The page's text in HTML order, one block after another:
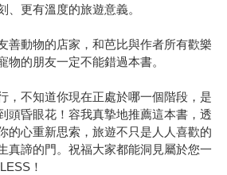
、更有溫度的旅遊意義。
善動物的店家，和芭比與作者所有歡樂
物的朋友一定不能錯過本書。
，不知道你現在正處於哪一個階段，是
頭昏眼花！容我真摯地推薦這本書，透
的心重新思索，旅遊不只是人人喜歡的
真諦的門。祝福大家都能洞見屬於您一
！